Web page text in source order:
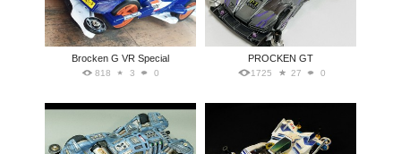
Brocken G VR Special
818 3 0
PROCKEN GT
1725 27 0